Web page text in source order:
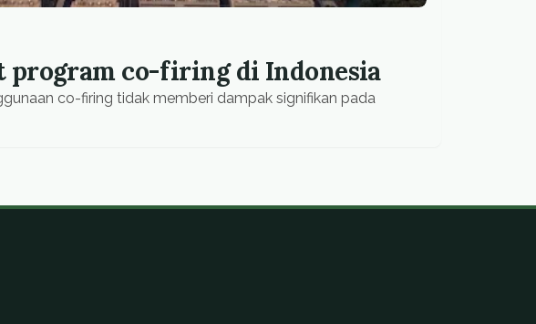
program co-firing di Indonesia
co-firing tidak memberi dampak signifikan pada